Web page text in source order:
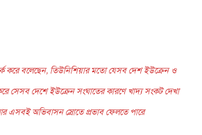
করে বলেছেন, তিউনিশিয়ার মতো যেসব দেশ ইউক্রেন ও
সেসব দেশে ইউক্রেন সংঘাতের কারণে খাদ্য সংকট দেখা
এসবই অভিবাসন স্রোতে প্রভাব ফেলতে পারে